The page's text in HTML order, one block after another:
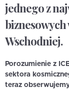
jednego z
Wschodniej.
Porozumienie z
sektora
teraz